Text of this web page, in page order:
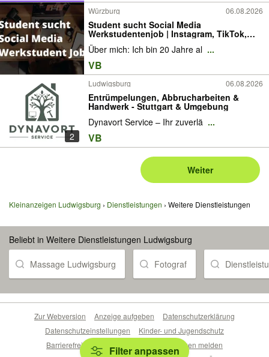
Würzburg 06.08.2026
Student sucht Social Media
Werkstudentenjob | Instagram, TikTok,
Facebook | Marketing | WordPress |
Webseiten erstellen | Online-Shop | SEO |
Werbung | Werbeanzeigen | Grafikdesign |
Videobearbeitung
Über mich: Ich bin 20 Jahre al ...
VB
2
Ludwigsburg 06.08.2026
Entrümpelungen, Abbrucharbeiten &
Handwerk - Stuttgart & Umgebung
Dynavort Service – Ihr zuverlä ...
VB
Weiter
Kleinanzeigen Ludwigsburg Dienstleistungen Weitere Dienstleistungen
Beliebt in Weitere Dienstleistungen Ludwigsburg
Massage Ludwigsburg Fotograf
Filter anpassen
Zur Webversion Anzeige aufgeben
Datenschutzerklärung
Datenschutzeinstellungen
Kinder- und Jugendschutz
Barrierefreiheitserklärung
Sicherheitslücken melden